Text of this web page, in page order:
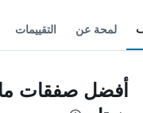
لمحة عن التقييمات
أفضل صفقات